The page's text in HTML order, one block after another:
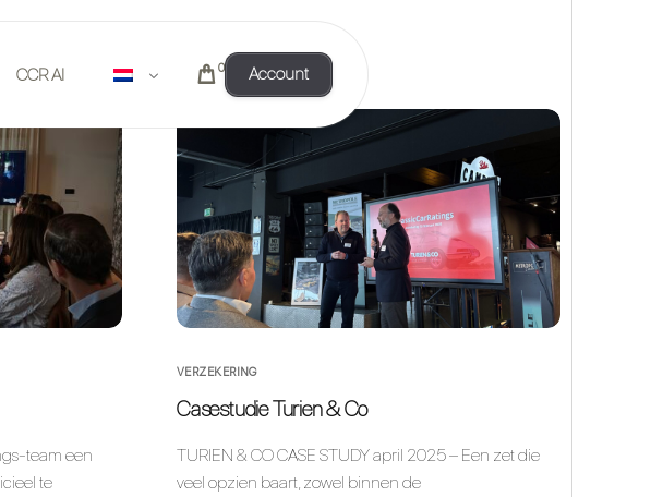
CCR AI 0 Account
team een
te
VERZEKERING
Casestudie Turien & Co
TURIEN & CO CASE STUDY april 2025 – Een zet die
veel opzien baart, zowel binnen de